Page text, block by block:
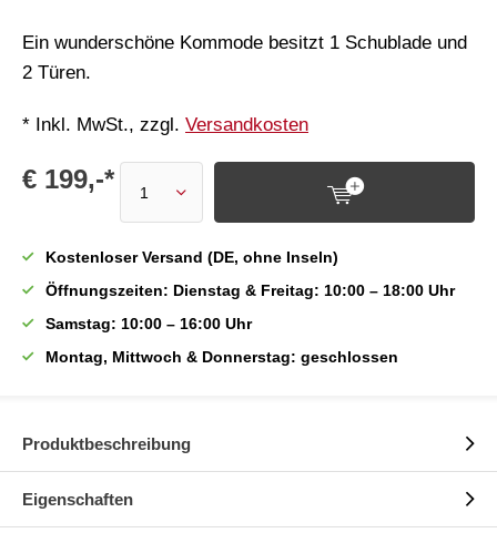
Ein wunderschöne Kommode besitzt 1 Schublade und
2 Türen.
* Inkl. MwSt., zzgl. Versandkosten
€ 199,-*
Kostenloser Versand (DE, ohne Inseln)
Öffnungszeiten: Dienstag & Freitag: 10:00 – 18:00 Uhr
Samstag: 10:00 – 16:00 Uhr
Montag, Mittwoch & Donnerstag: geschlossen
Produktbeschreibung
Eigenschaften